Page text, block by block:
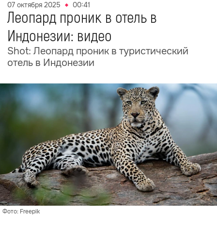
07 октября 2025 00:41
Леопард проник в отель в
Индонезии: видео
Shot: Леопард проник в туристический
отель в Индонезии
Фото: Freepik